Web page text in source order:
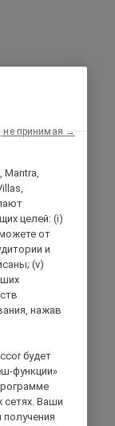
Mantra,
целей: (i)
от
и
(v)
нажав
будет
функции»
сетях. Ваши
не принимая →